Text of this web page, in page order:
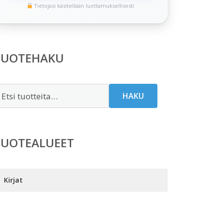
Tietojasi käsitellään luottamuksellisesti
HAKU
Kirjat